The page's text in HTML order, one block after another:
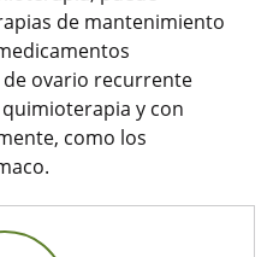
de mantenimiento
de ovario recurrente
y con
como los